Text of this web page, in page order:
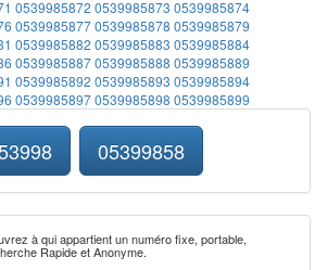
0539985872 0539985873 0539985874
05399858770539985878 0539985879
0539985882 0539985883 0539985884
05399858870539985888 0539985889
0539985892 0539985893 0539985894
05399858970539985898 0539985899
05399858
à qui appartient un numéro fixe, portable,
Rapide et Anonyme.